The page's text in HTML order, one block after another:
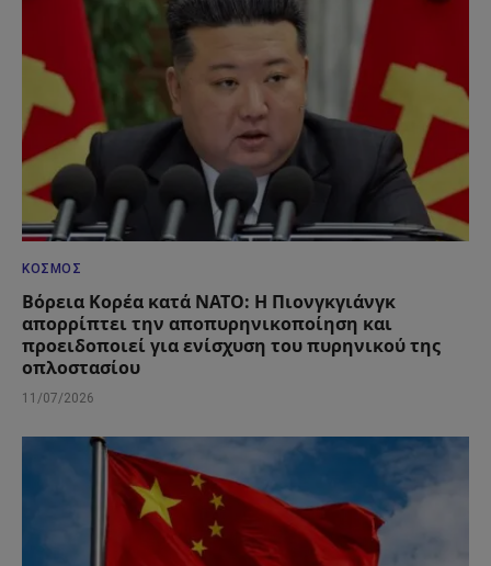
ΚΌΣΜΟΣ
Βόρεια Κορέα κατά ΝΑΤΟ: Η Πιονγκγιάνγκ
απορρίπτει την αποπυρηνικοποίηση και
προειδοποιεί για ενίσχυση του πυρηνικού της
οπλοστασίου
11/07/2026